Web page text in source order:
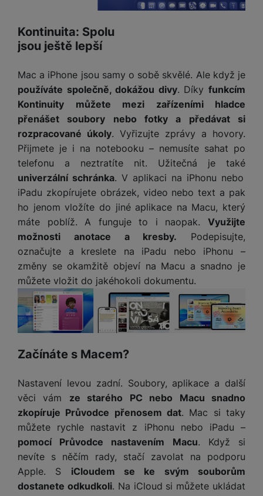
t
o
y
H
r
n
l
á
v
e
s
c
e
d
e
k
a
y
o
w
r
b
y
r
y
c
hl
o
bí
je
ní
m
sl
u
e
n
st
r
o
u
t
o
k
m
e
r
y
Kontinuita: Spolu
jsou ještě lepší
Mac a iPhone jsou samy o sobě skvělé. Ale když je
používáte společně, dokážou divy. Díkyfunkcím
Kontinuity můžete mezi zařízeními hladce
přenášet soubory nebo fotky a předávat si
rozpracované úkoly. Vyřizujte zprávy a hovory.
Přijmete je i na notebooku – nemusíte sahat po
telefonu a neztratíte nit. Užitečná je také
univerzální schránka. V aplikaci na iPhonu nebo
iPadu zkopírujete obrázek, video nebo text a pak
ho jenom vložíte do jiné aplikace na Macu, který
máte poblíž. A funguje to i naopak. Využijte
možnosti anotace a kresby. Podepisujte,
označujte a kreslete na iPadu nebo iPhonu –
změny se okamžitě objeví na Macu a snadno je
můžete vložit do jakéhokoli dokumentu.
Začínáte s Macem?
Nastavení levou zadní. Soubory, aplikace a další
věci vám ze starého PC nebo Macu snadno
zkopíruje Průvodce přenosem dat. Mac si taky
můžete rychle nastavit z iPhonu nebo iPadu –
pomocí Průvodce nastavením Macu. Když si
nevíte s něčím rady, stačí zavolat na podporu
Apple. S iCloudem se ke svým souborům
dostanete odkudkoli. Na iCloud si můžete ukládat